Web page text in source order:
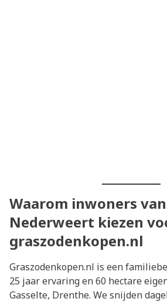
Waarom inwoners van
Nederweert kiezen
graszodenkopen.nl
Graszodenkopen.nl is een
25 jaar ervaring en 60 hectare
Gasselte, Drenthe. We snijden